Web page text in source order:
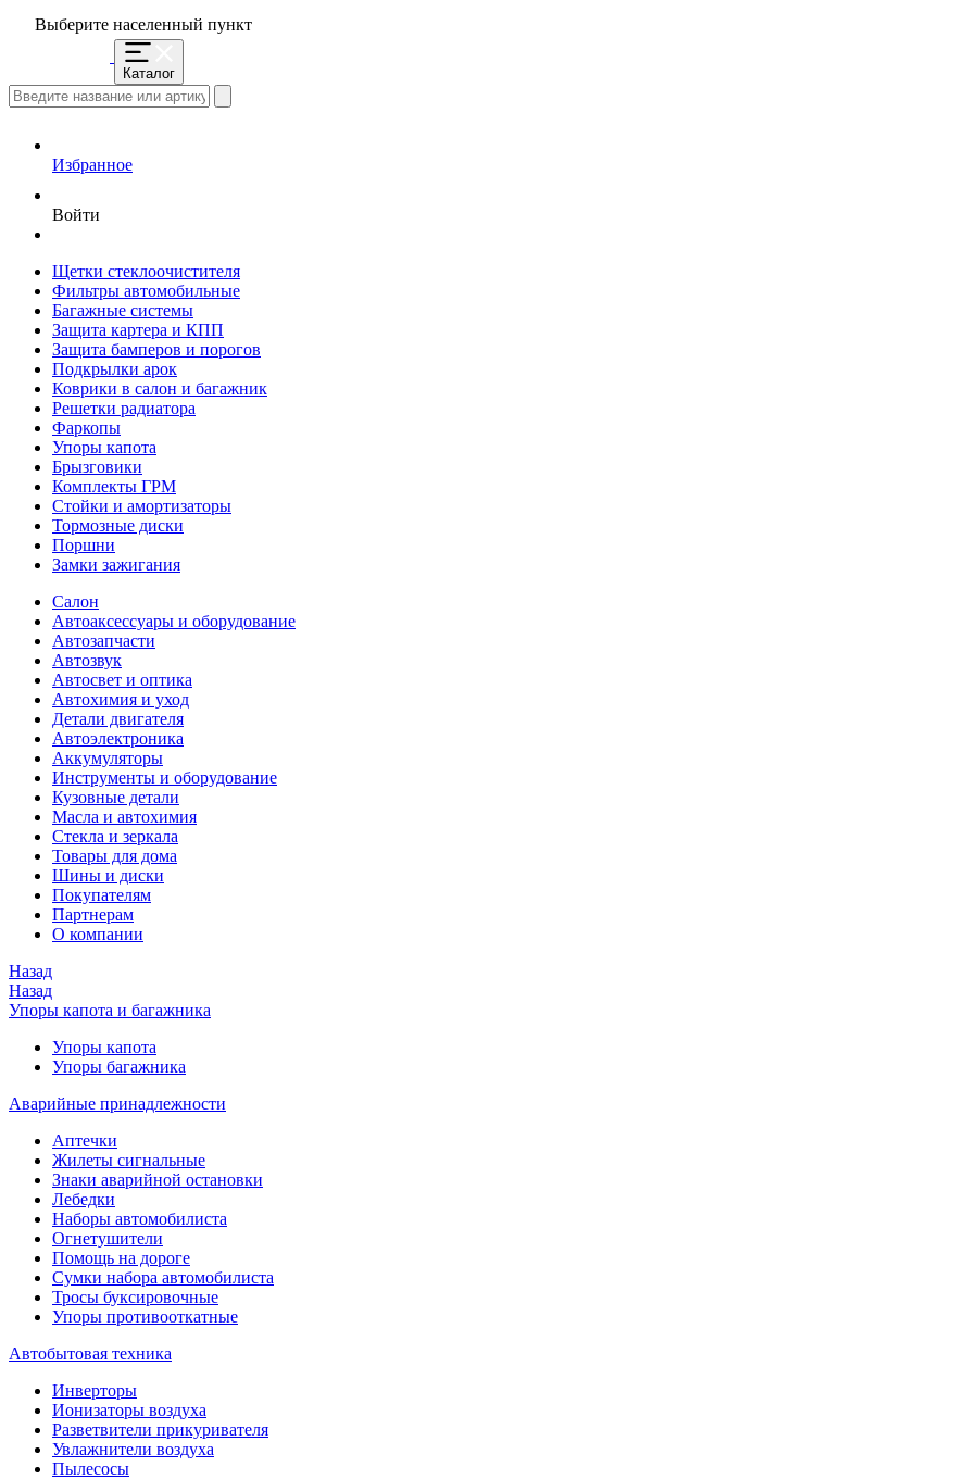
Выберите населенный пункт
Каталог
Избранное
Войти
Щетки стеклоочистителя
Фильтры автомобильные
Багажные системы
Защита картера и КПП
Защита бамперов и порогов
Подкрылки арок
Коврики в салон и багажник
Решетки радиатора
Фаркопы
Упоры капота
Брызговики
Комплекты ГРМ
Стойки и амортизаторы
Тормозные диски
Поршни
Замки зажигания
Салон
Автоаксессуары и оборудование
Автозапчасти
Автозвук
Автосвет и оптика
Автохимия и уход
Детали двигателя
Автоэлектроника
Аккумуляторы
Инструменты и оборудование
Кузовные детали
Масла и автохимия
Стекла и зеркала
Товары для дома
Шины и диски
Покупателям
Партнерам
О компании
Назад
Назад
Упоры капота и багажника
Упоры капота
Упоры багажника
Аварийные принадлежности
Аптечки
Жилеты сигнальные
Знаки аварийной остановки
Лебедки
Наборы автомобилиста
Огнетушители
Помощь на дороге
Сумки набора автомобилиста
Тросы буксировочные
Упоры противооткатные
Автобытовая техника
Инверторы
Ионизаторы воздуха
Разветвители прикуривателя
Увлажнители воздуха
Пылесосы